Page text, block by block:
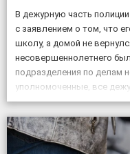
В дежурную часть
с заявлением о том, что
школу, а домой не
несовершеннолетнего
подразделения по делам
уполномоченные, все
патрульной постовой
Также к поисковым